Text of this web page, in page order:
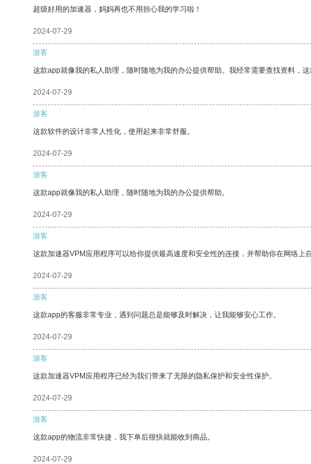
超级好用的加速器，妈妈再也不用担心我的学习啦！
2024-07-29
游客
这款app就像我的私人助理，随时随地为我的办公提供帮助。我经常需要查找资料，
2024-07-29
游客
这款软件的设计非常人性化，使用起来非常舒服。
2024-07-29
游客
这款app就像我的私人助理，随时随地为我的办公提供帮助。
2024-07-29
游客
这款加速器VPM应用程序可以给你提供最高速度和安全性的连接，并帮助你在网络上自
2024-07-29
游客
这款app的客服非常专业，遇到问题总是能够及时解决，让我能够安心工作。
2024-07-29
游客
这款加速器VPM应用程序已经为我们带来了无限的隐私保护和安全性保护。
2024-07-29
游客
这款app的物流非常快捷，我下单后很快就能收到商品。
2024-07-29